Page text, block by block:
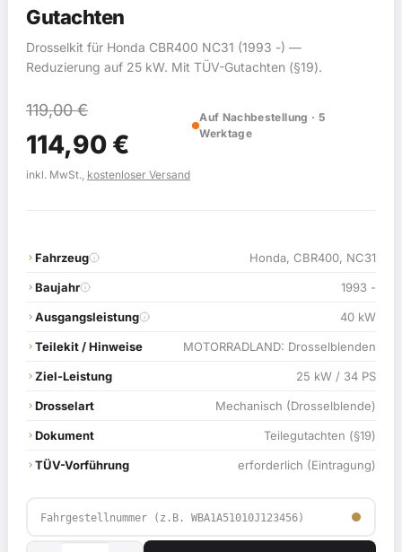
Gutachten
Drosselkit für Honda CBR400 NC31 (1993 -) —
Reduzierung auf 25 kW. Mit TÜV-Gutachten (§19).
119,00€
Ursprünglicher
Preis
119,00 €
114,90 € Aktueller
Preis
Auf Nachbestellung · 5
Werktage
inkl. MwSt., kostenloser Versand
Fahrzeug Honda, CBR400, NC31
Baujahr 1993 -
Ausgangsleistung 40 kW
Teilekit / Hinweise MOTORRADLAND: Drosselblenden
Ziel-Leistung 25 kW / 34 PS
Drosselart Mechanisch (Drosselblende)
Dokument Teilegutachten (§19)
TÜV-Vorführung erforderlich (Eintragung)